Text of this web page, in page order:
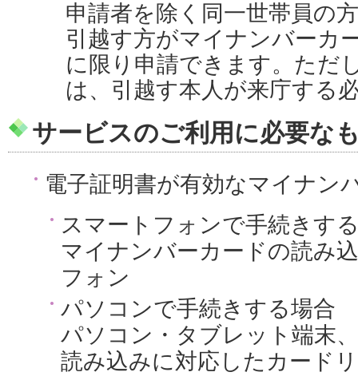
申請者を除く同一世帯員の
引越す方がマイナンバーカ
に限り申請できます。ただ
は、引越す本人が来庁する
サービスのご利用に必要な
電子証明書が有効なマイナン
スマートフォンで手続きす
マイナンバーカードの読み
フォン
パソコンで手続きする場合
パソコン・タブレット端末
読み込みに対応したカード